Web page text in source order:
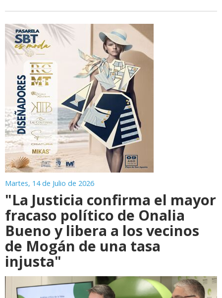
Martes, 14 de Julio de 2026
"La Justicia confirma el mayor
fracaso político de Onalia
Bueno y libera a los vecinos
de Mogán de una tasa
injusta"